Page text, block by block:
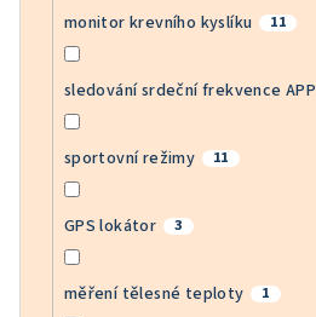
monitor krevního kyslíku 11
sledování srdeční frekvence APP
sportovní režimy 11
GPS lokátor 3
měření tělesné teploty 1